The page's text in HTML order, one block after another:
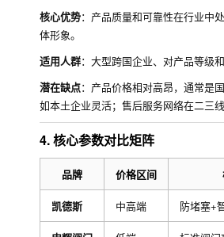
核心优势：产品质量和可靠性在行业中
体形象。
适用人群：大型跨国企业、对产品等级
潜在缺点：产品价格相对高昂，通常是
如本土企业灵活；售后服务网络在二三
4. 核心参数对比矩阵
品牌 价格区间
凯德斯 中高端 防堵塞+